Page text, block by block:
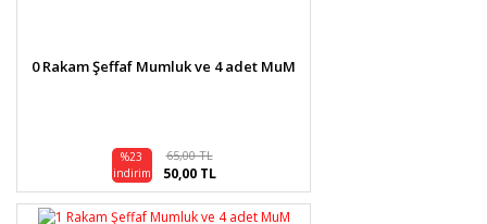
0 Rakam Şeffaf Mumluk ve 4 adet MuM
%23
indirim
65,00 TL
50,00 TL